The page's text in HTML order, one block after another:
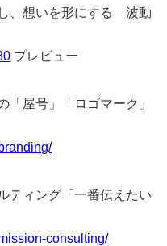
、想いを形にする 波動
プレビュー
屋号」「ロゴマーク」
ィング「一番伝えたい
consulting/